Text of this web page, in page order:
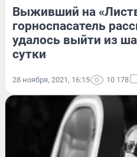
Выживший на
горноспасатель
удалось выйти из
сутки
28 ноября, 2021, 16:15 10 178